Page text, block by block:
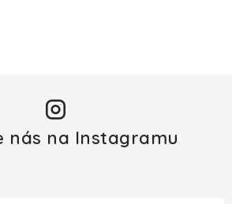
nás na Instagramu